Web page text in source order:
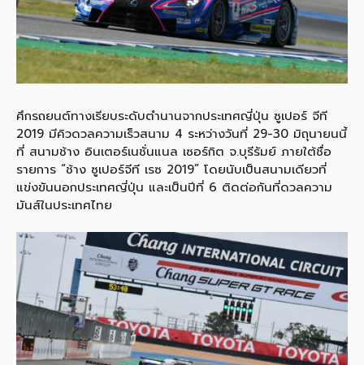
ศึกรถยนต์ทางเรียบระดับตำนานจากประเทศญี่ปุ่น ซูเปอร์ จีที
2019 มีคิวดวลความเร็วสนาม 4 ระหว่างวันที่ 29-30 มิถุนายนนี้
ที่ สนามช้าง อินเตอร์เนชั่นแนล เซอร์กิต จ.บุรีรัมย์ ภายใต้ชื่อ
รายการ “ช้าง ซูเปอร์จีที เรซ 2019” โดยนับเป็นสนามเดียวที่
แข่งขันนอกประเทศญี่ปุ่น และเป็นปีที่ 6 ติดต่อกันที่ดวลความ
มันส์ในประเทศไทย